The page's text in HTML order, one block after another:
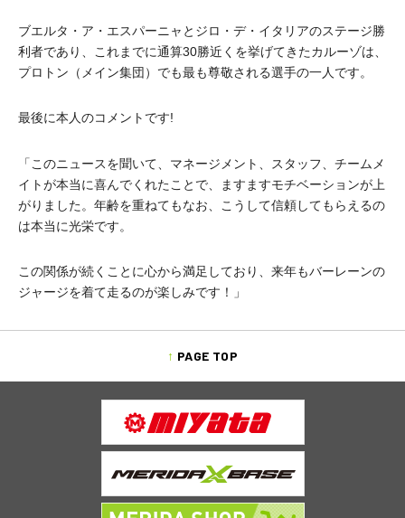
ブエルタ・ア・エスパーニャとジロ・デ・イタリアのステージ勝
利者であり、これまでに通算30勝近くを挙げてきたカルーゾは、
プロトン（メイン集団）でも最も尊敬される選手の一人です。
最後に本人のコメントです!
「このニュースを聞いて、マネージメント、スタッフ、チームメ
イトが本当に喜んでくれたことで、ますますモチベーションが上
がりました。年齢を重ねてもなお、こうして信頼してもらえるの
は本当に光栄です。
この関係が続くことに心から満足しており、来年もバーレーンの
ジャージを着て走るのが楽しみです！」
PAGE TOP